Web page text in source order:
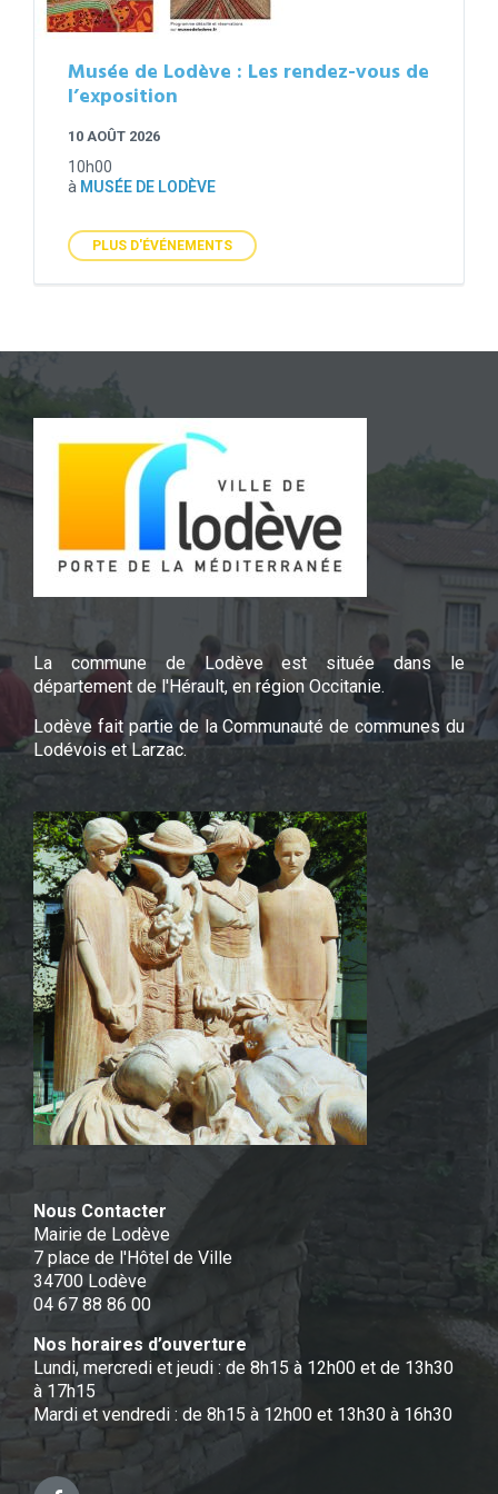
Musée de Lodève : Les rendez-vous de
l’exposition
10 AOÛT 2026
10h00
à MUSÉE DE LODÈVE
PLUS D'ÉVÉNEMENTS
La commune de Lodève est située dans le
département de l'Hérault, en région Occitanie.
Lodève fait partie de la Communauté de communes du
Lodévois et Larzac.
Nous Contacter
Mairie de Lodève
7 place de l'Hôtel de Ville
34700 Lodève
04 67 88 86 00
Nos horaires d’ouverture
Lundi, mercredi et jeudi : de 8h15 à 12h00 et de 13h30
à 17h15
Mardi et vendredi : de 8h15 à 12h00 et 13h30 à 16h30